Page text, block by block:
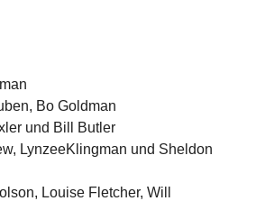
Bo Goldman
und Bill Butler
LynzeeKlingman und Sheldon
Louise Fletcher, Will